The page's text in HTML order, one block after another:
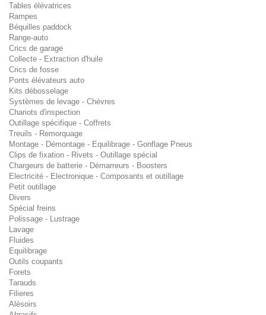
Tables élévatrices
Rampes
Béquilles paddock
Range-auto
Crics de garage
Collecte - Extraction d'huile
Crics de fosse
Ponts élévateurs auto
Kits débosselage
Systèmes de levage - Chèvres
Chariots d'inspection
Outillage spécifique - Coffrets
Treuils - Remorquage
Montage - Démontage - Equilibrage - Gonflage Pneus
Clips de fixation - Rivets - Outillage spécial
Chargeurs de batterie - Démarreurs - Boosters
Electricité - Electronique - Composants et outillage
Petit outillage
Divers
Spécial freins
Polissage - Lustrage
Lavage
Fluides
Equilibrage
Outils coupants
Forets
Tarauds
Filieres
Alésoirs